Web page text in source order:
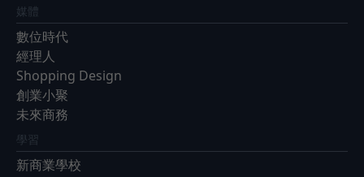
媒體
數位時代
經理人
Shopping Design
創業小聚
未來商務
學習
新商業學校